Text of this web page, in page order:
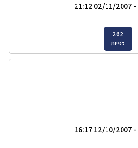
- 02/11/2007 21:12
262
צפיות
- 12/10/2007 16:17